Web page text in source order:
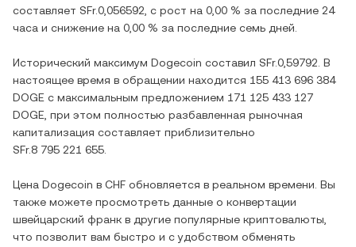
составляет SFr.0,056592 , c рост на 0,00 % за последние 24
часа и снижение на 0,00 % за последние семь дней.
Исторический максимум Dogecoin составил SFr.0,59792 . В
настоящее время в обращении находится 155 413 696 384
DOGE с максимальным предложением 171 125 433 127
DOGE , при этом полностью разбавленная рыночная
капитализация составляет приблизительно
SFr.8 795 221 655
Цена Dogecoin в CHF обновляется в реальном времени. Вы
также можете просмотреть данные о конвертации
швейцарский франк в другие популярные криптовалюты,
что позволит вам быстро и с удобством обменять